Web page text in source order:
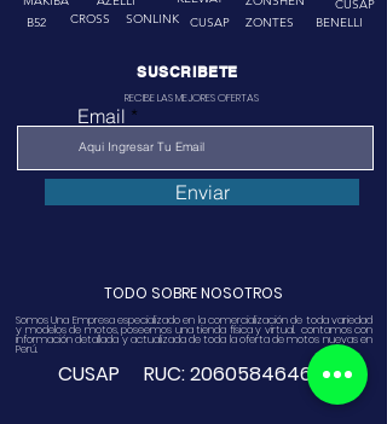
B52
CROSS SONLINK CUSAP
ZONTES
CUSAP
BENELLI
SUSCRIBETE
RECIBE LAS MEJORES OFERTAS
Email
Enviar
TODO SOBRE NOSOTROS
Somos Una Empresa especializado en la comercialización de toda variedad
y modelos de motos, poseemos una tienda física y virtual. contamos con
información detallada y actualizada de toda la oferta de motos nuevas en
Perú.
CUSAP RUC:20605846468